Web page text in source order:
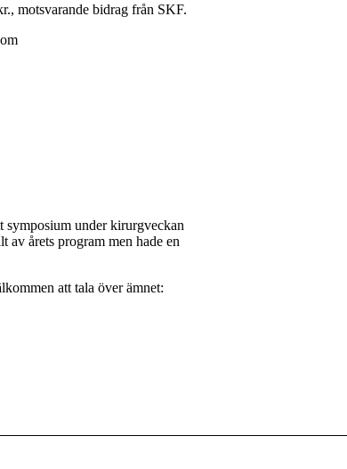
motsvarande bidrag från SKF.
symposium under kirurgveckan
av årets program men hade en
att tala över ämnet: